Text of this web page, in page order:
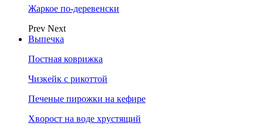
Жаркое по-деревенски
Prev Next
Выпечка
Постная коврижка
Чизкейк с рикоттой
Печеные пирожки на кефире
Хворост на воде хрустящий